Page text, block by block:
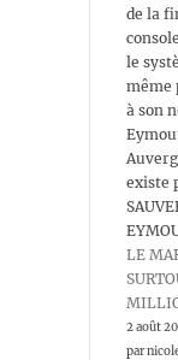
de la
le
même
à son
existe
LE
2 août
par